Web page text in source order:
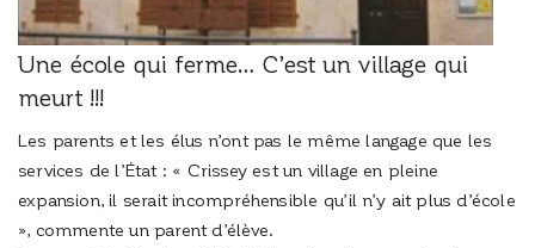
Une école qui ferme… C’est un village qui
meurt !!!
Les parents et les élus n’ont pas le même langage que les
services de l’État : « Crissey est un village en pleine
expansion, il serait incompréhensible qu’il n’y ait plus d’école
», commente un parent d’élève.